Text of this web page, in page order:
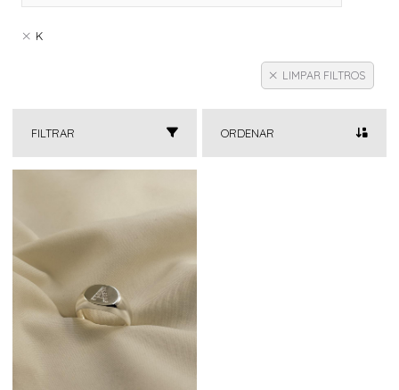
K
LIMPAR FILTROS
FILTRAR ORDENAR